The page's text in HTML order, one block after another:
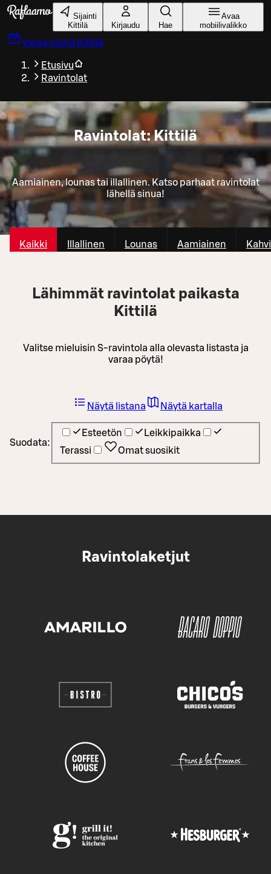
Siirry pääsisältöön
Sijainti
Kittilä
Kirjaudu Hae
Avaa
mobiilivalikko
Varaa pöytä Kittilä
Etusivu
Ravintolat
Ravintolat: Kittilä
Aamiainen, lounas tai illallinen. Katso parhaat ravintolat
lähellä sinua!
Kaikki Illallinen Lounas Aamiainen
Lähimmät ravintolat paikasta
Kittilä
Valitse mieluisin S-ravintola alla olevasta listasta ja
varaa pöytä!
Suodata:
Esteetön
Leikkipaikka
Terassi
Omat suosikit
Näytä listana Näytä kartalla
Ravintolaketjut